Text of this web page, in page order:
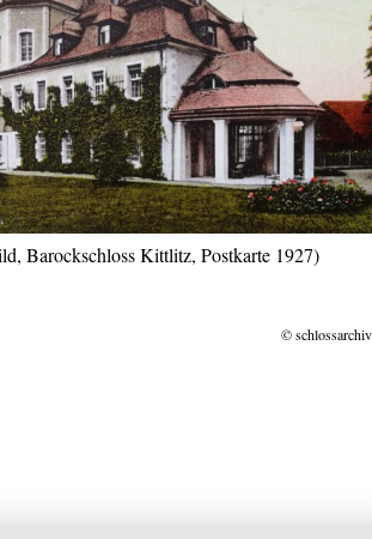
Barockschloss Kittlitz, Postkarte 1927)
©